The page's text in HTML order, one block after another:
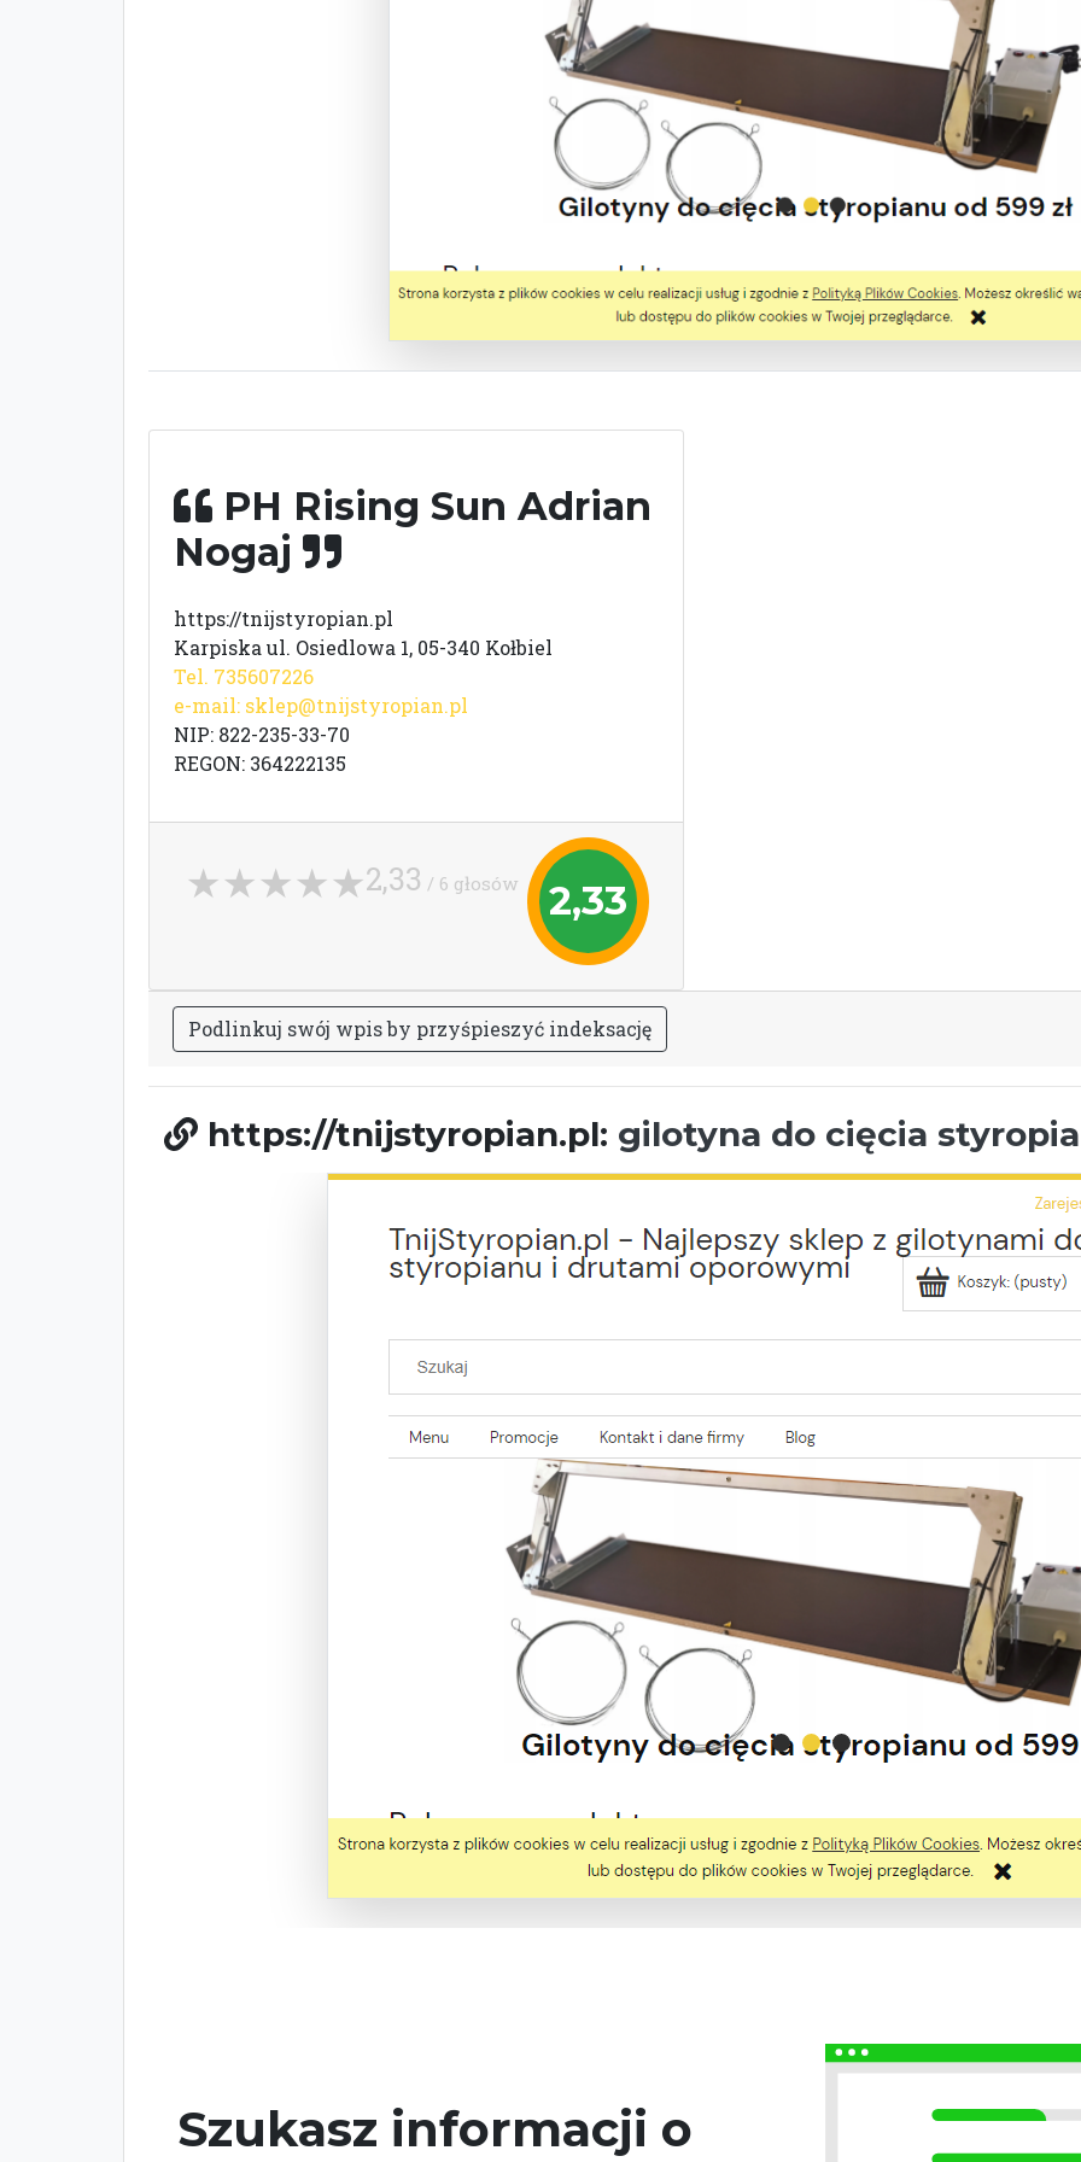
PH Rising Sun Adrian
Nogaj
https://tnijstyropian.pl
Karpiska ul. Osiedlowa 1, 05-340 Kołbiel
Tel. 735607226
e-mail: sklep@tnijstyropian.pl
NIP: 822-235-33-70
REGON: 364222135
2,33
2,33 / 6 głosów
Podlinkuj swój wpisby przyśpieszyć indeksację
https://tnijstyropian.pl: gilotyna do cięcia
Szukasz informacji o